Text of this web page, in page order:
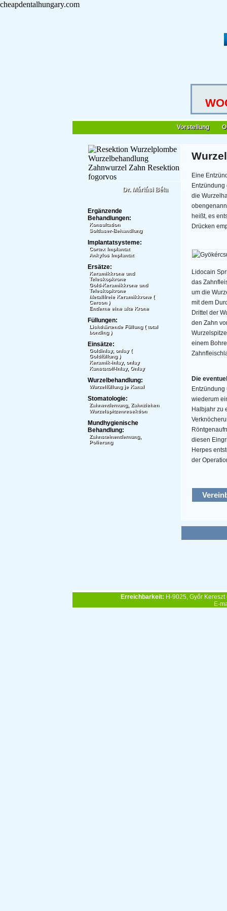
cheapdentalhungary.com
Vorstellung
Dr. Máriási Béla
Ergänzende
Behandlungen:
Konsultation
Softlaser-Behandlung
Implantatsysteme:
Cortex Implantat
Ankylos Implantat
Ersätze:
Keramikkrone und
Teleskopkrone
Gold-Keramikkrone und
Teleskopkrone
Metallfreie Keramikkrone (
Cercon )
Entferne eine alte Krone
Füllungen:
Lichthärtende Füllung ( total
bonding )
Einsätze:
Goldinlay, onlay (
Goldfüllung )
Keramik-inlay, onlay
Kunststoff-Inlay, Onlay
Wurzelbehandlung:
Wurzelfüllung je Kanal
Stomatologie:
Zahnentfernung, Zahnziehen
Wurzelspitzenresektion
Mundhygienische
Behandlung:
Zahnsteinentfernung,
Polierung
Eine
die
heißt, es
Drücken
Lidocain
das
um die
mit dem
Drittel der
den Zahn
einem
Die
wiederum
Halbjahr zu
diesen
Herpes
der
Erreichbarkeit: H-9025, Győr
E-